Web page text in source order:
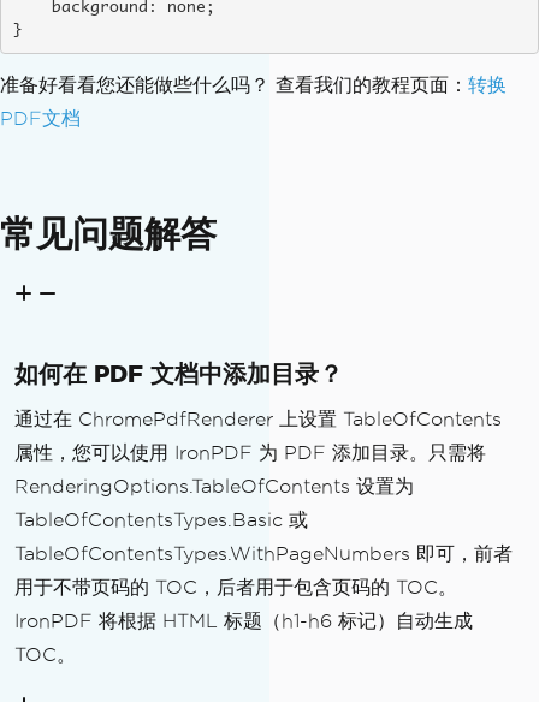
}
准备好看看您还能做些什么吗？ 查看我们的教程页面： 转换
PDF文档
常见问题解答
如何在 PDF 文档中添加目录？
通过在 ChromePdfRenderer 上设置 TableOfContents
属性，您可以使用 IronPDF 为 PDF 添加目录。只需将
RenderingOptions.TableOfContents 设置为
TableOfContentsTypes.Basic 或
TableOfContentsTypes.WithPageNumbers 即可，前者
用于不带页码的 TOC，后者用于包含页码的 TOC。
IronPDF 将根据 HTML 标题（h1-h6 标记）自动生成
TOC。